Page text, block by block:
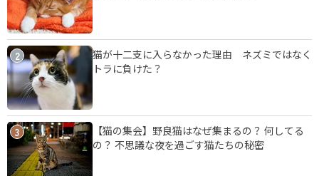
2
猫が十二支に入らなかった理由 ネズミではなく
トラに負けた？
3
【猫の集会】野良猫はなぜ集まるの？ 何してる
の？ 不思議な夜を過ごす猫たちの秘密